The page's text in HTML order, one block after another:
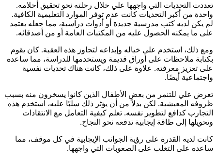
تعددت التحديات التي واجهها علي خلال رحلته نحو تحقيق أحلامه.
واحدة من أكبر التحديات كانت عدم توفر الموارد التعليمية الكافية.
لم يكن لديه كتب مدرسية جديدة أو أدوات دراسية، مما جعله يعتمد
على ما يمكنه الحصول عليه من المكتبات العامة أو من أصدقائه.
ومع ذلك، استخدم علي خياله وإبداعه لتجاوز هذه العقبة. كان يقوم
بكتابة ملاحظات على أوراق قديمة ويستخدمها للدراسة، مما ساعده
على تعزيز معرفته. علاوة على ذلك، كانت هناك تحديات نفسية
واجتماعية أيضًا.
تعرض علي للتنمر من بعض الأطفال الذين كانوا يسخرون منه بسبب
ظروفه المعيشية. لكن بدلاً من أن يؤثر ذلك سلبًا عليه، استخدم هذه
التجارب كدافع لتطوير نفسه. تعلم كيفية التعامل مع الانتقادات
وتحويلها إلى طاقة إيجابية تدفعه نحو النجاح.
كانت لديه القدرة على رؤية الجوانب الإيجابية في كل موقف، مما
ساعده على التغلب على الصعوبات التي واجهها.